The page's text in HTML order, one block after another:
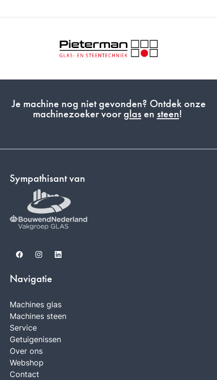
Je machine nog niet gevonden? Ontdek onze
machinezoeker voorglasen steen!
Sympathisant van
Facebook
InstagramLinkedIn
Navigatie
Machines glas
Machines steen
Service
Getuigenissen
Over ons
Webshop
Contact